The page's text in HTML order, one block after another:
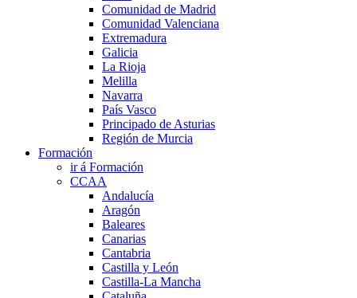
Comunidad de Madrid
Comunidad Valenciana
Extremadura
Galicia
La Rioja
Melilla
Navarra
País Vasco
Principado de Asturias
Región de Murcia
Formación
ir á Formación
CCAA
Andalucía
Aragón
Baleares
Canarias
Cantabria
Castilla y León
Castilla-La Mancha